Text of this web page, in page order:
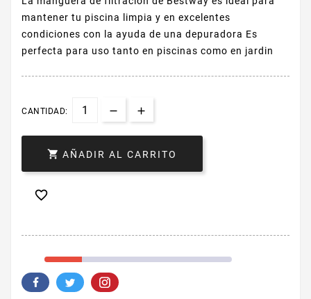
mantener tu piscina limpia y en excelentes
condiciones con la ayuda de una depuradora Es
perfecta para uso tanto en piscinas como en jardin
CANTIDAD:
 AÑADIR AL CARRITO
